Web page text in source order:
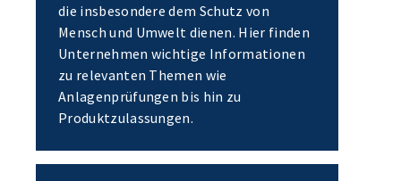
die insbesondere dem Schutz von
Mensch und Umwelt dienen. Hier finden
Unternehmen wichtige Informationen
zu relevanten Themen wie
Anlagenprüfungen bis hin zu
Produktzulassungen.